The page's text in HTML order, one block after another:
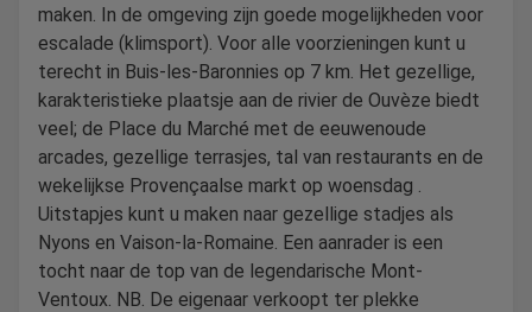
maken. In de omgeving zijn goede mogelijkheden voor
escalade (klimsport). Voor alle voorzieningen kunt u
terecht in Buis-les-Baronnies op 7 km. Het gezellige,
karakteristieke plaatsje aan de rivier de Ouvèze biedt
veel; de Place du Marché met de eeuwenoude
arcades, gezellige terrasjes, tal van restaurants en de
wekelijkse Provençaalse markt op woensdag .
Uitstapjes kunt u maken naar gezellige stadjes als
Nyons en Vaison-la-Romaine. Een aanrader is een
tocht naar de top van de legendarische Mont-
Ventoux. NB. De eigenaar verkoopt ter plekke